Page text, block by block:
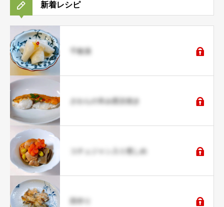
新着レシピ
千枚漬
さわらの辛み西京焼き
コチュジャン入り煮しめ
田作り